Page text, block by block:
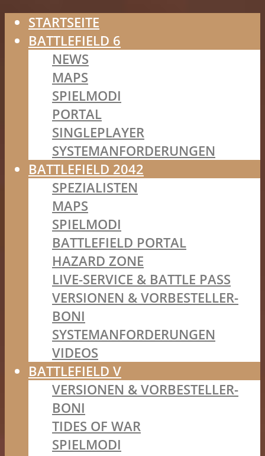
STARTSEITE
BATTLEFIELD 6
NEWS
MAPS
SPIELMODI
PORTAL
SINGLEPLAYER
SYSTEMANFORDERUNGEN
BATTLEFIELD 2042
SPEZIALISTEN
MAPS
SPIELMODI
BATTLEFIELD PORTAL
HAZARD ZONE
LIVE-SERVICE & BATTLE PASS
VERSIONEN & VORBESTELLER-
BONI
SYSTEMANFORDERUNGEN
VIDEOS
BATTLEFIELD V
VERSIONEN & VORBESTELLER-
BONI
TIDES OF WAR
SPIELMODI